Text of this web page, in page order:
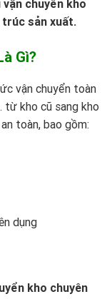
chuyển kho
sản xuất.
Gì?
vận chuyển toàn
từ kho cũ sang kho
toàn, bao gồm:
dụng
kho chuyên